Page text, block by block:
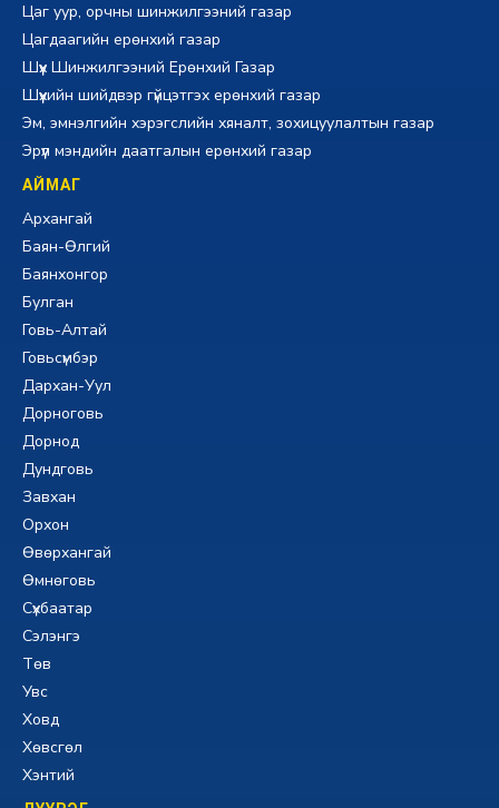
Цаг уур, орчны шинжилгээний газар
Цагдаагийн ерөнхий газар
Шүүх Шинжилгээний Ерөнхий Газар
Шүүхийн шийдвэр гүйцэтгэх ерөнхий газар
Эм, эмнэлгийн хэрэгслийн хяналт, зохицуулалтын газар
Эрүүл мэндийн даатгалын ерөнхий газар
АЙМАГ
Архангай
Баян-Өлгий
Баянхонгор
Булган
Говь-Алтай
Говьсүмбэр
Дархан-Уул
Дорноговь
Дорнод
Дундговь
Завхан
Орхон
Өвөрхангай
Өмнөговь
Сүхбаатар
Сэлэнгэ
Төв
Увс
Ховд
Хөвсгөл
Хэнтий